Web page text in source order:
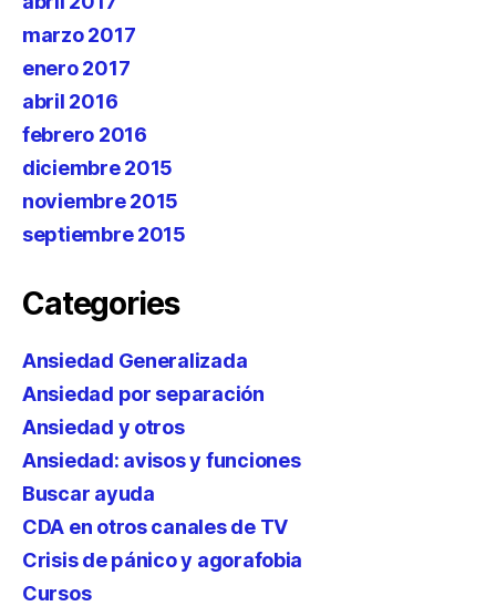
marzo 2017
enero 2017
abril 2016
febrero 2016
diciembre 2015
noviembre 2015
septiembre 2015
Categories
Ansiedad Generalizada
Ansiedad por separación
Ansiedad y otros
Ansiedad: avisos y funciones
Buscar ayuda
CDA en otros canales de TV
Crisis de pánico y agorafobia
Cursos